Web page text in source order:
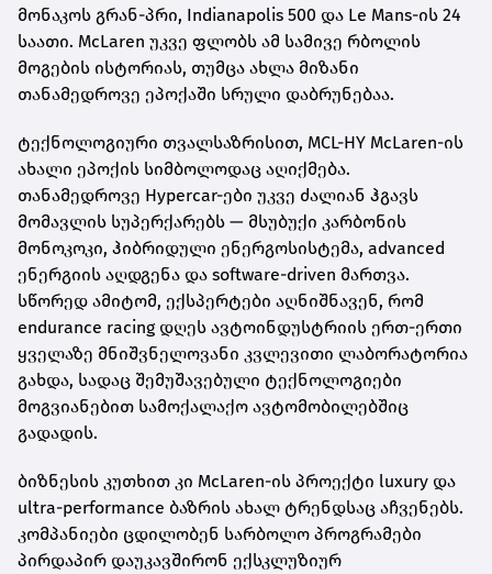
მონაკოს გრან-პრი, Indianapolis 500 და Le Mans-ის 24
საათი. McLaren უკვე ფლობს ამ სამივე რბოლის
მოგების ისტორიას, თუმცა ახლა მიზანი
თანამედროვე ეპოქაში სრული დაბრუნებაა.
ტექნოლოგიური თვალსაზრისით, MCL-HY McLaren-ის
ახალი ეპოქის სიმბოლოდაც აღიქმება.
თანამედროვე Hypercar-ები უკვე ძალიან ჰგავს
მომავლის სუპერქარებს — მსუბუქი კარბონის
მონოკოკი, ჰიბრიდული ენერგოსისტემა, advanced
ენერგიის აღდგენა და software-driven მართვა.
სწორედ ამიტომ, ექსპერტები აღნიშნავენ, რომ
endurance racing დღეს ავტოინდუსტრიის ერთ-ერთი
ყველაზე მნიშვნელოვანი კვლევითი ლაბორატორია
გახდა, სადაც შემუშავებული ტექნოლოგიები
მოგვიანებით სამოქალაქო ავტომობილებშიც
გადადის.
ბიზნესის კუთხით კი McLaren-ის პროექტი luxury და
ultra-performance ბაზრის ახალ ტრენდსაც აჩვენებს.
კომპანიები ცდილობენ სარბოლო პროგრამები
პირდაპირ დაუკავშირონ ექსკლუზიურ